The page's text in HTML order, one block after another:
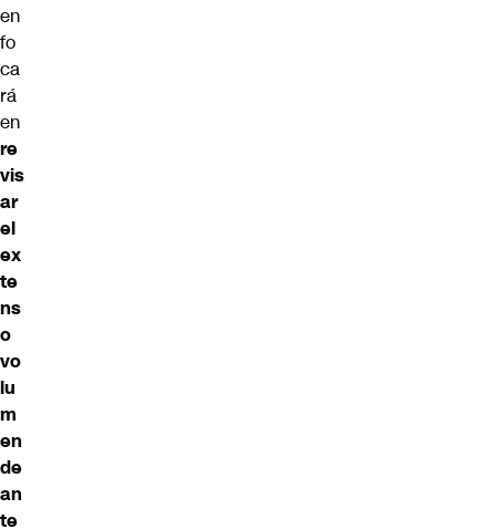
en
fo
ca
rá
en
re
vis
ar
el
ex
te
ns
o
vo
lu
m
en
de
an
te